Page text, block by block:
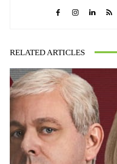
RELATED ARTICLES